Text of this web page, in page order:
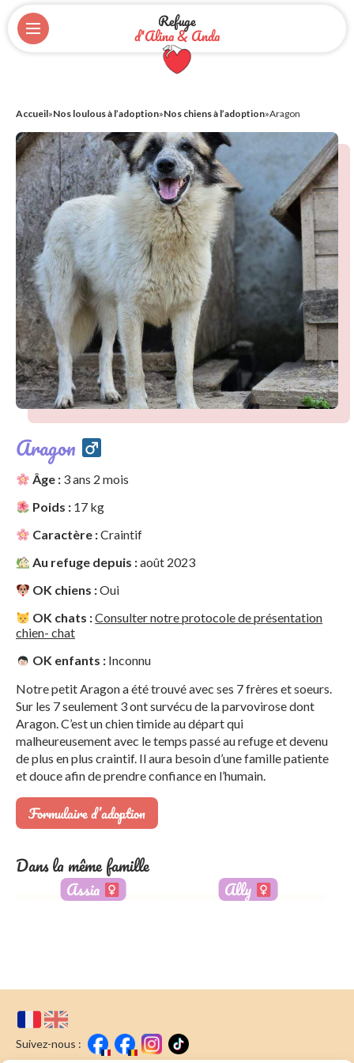
Refuge
d'Alina & Anda
Accueil»Nos loulous à l’adoption»Nos chiens à l’adoption»Aragon
Aragon
Âge : 3 ans 2 mois
Poids : 17 kg
Caractère :Craintif
Au refuge depuis :août 2023
OK chiens :Oui
OK chats :Consulter notre protocole de présentation
chien- chat
OK enfants : Inconnu
Notre petit Aragon a été trouvé avec ses 7 frères et soeurs.
Sur les 7 seulement 3 ont survécu de la parvovirose dont
Aragon. C’est un chien timide au départ qui
malheureusement avec le temps passé au refuge et devenu
de plus en plus craintif. Il aura besoin d’une famille patiente
et douce afin de prendre confiance en l’humain.
Formulaire d’adoption
Dans la même famille
Assia Ally
Suivez-nous :